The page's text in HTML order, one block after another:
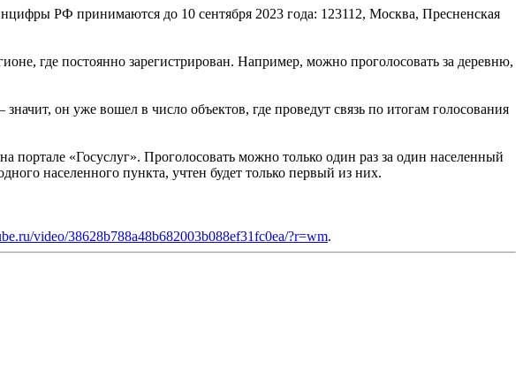
РФ принимаются до 10 сентября 2023 года: 123112, Москва, Пресненская
где постоянно зарегистрирован. Например, можно проголосовать за деревню,
он уже вошел в число объектов, где проведут связь по итогам голосования
«Госуслуг». Проголосовать можно только один раз за один населенный
населенного пункта, учтен будет только первый из них.
video/38628b788a48b682003b088ef31fc0ea/?r=wm.